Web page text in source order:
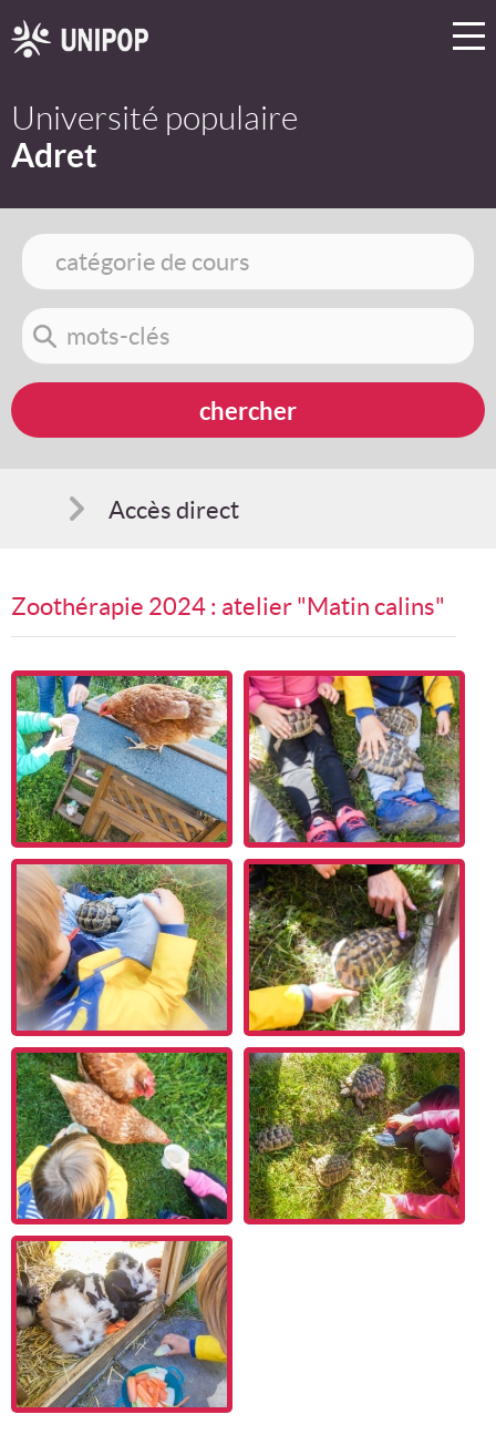
Université populaire
Adret
Accès direct
Suggestions
Bon cadeau
Programme en PDF
Zoothérapie 2024 : atelier "Matin calins"